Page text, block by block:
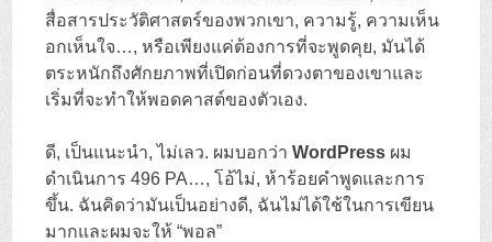
สื่อสารประวัติศาสตร์ของพวกเขา, ความรู้, ความเห็น
อกเห็นใจ…, หรือเพียงแค่ต้องการที่จะพูดคุย, มันได้
ตระหนักถึงศักยภาพที่เปิดก่อนที่ดวงตาของเขาและ
เริ่มที่จะทำให้พอดคาสต์ของตัวเอง.
ดี, เป็นแนะนำ, ไม่เลว. ผมบอกว่าWordPress ผม
ดำเนินการ 496 PA…, โอ้ไม่, ห้าร้อยคำพูดและการ
ขึ้น. ฉันคิดว่ามันเป็นอย่างดี, ฉันไม่ได้ใช้ในการเขียน
มากและผมจะให้ “พอล”